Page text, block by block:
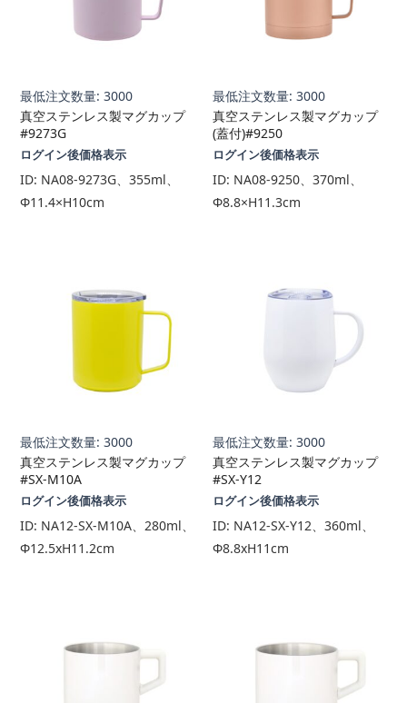
最低注文数量: 3000
真空ステンレス製マグカップ
#9273G
ログイン後価格表示
ID: NA08-9273G、355ml、
Φ11.4×H10cm
最低注文数量: 3000
真空ステンレス製マグカップ
(蓋付)#9250
ログイン後価格表示
ID: NA08-9250、370ml、
Φ8.8×H11.3cm
最低注文数量: 3000
真空ステンレス製マグカップ
#SX-M10A
ログイン後価格表示
ID: NA12-SX-M10A、280ml、
Φ12.5xH11.2cm
最低注文数量: 3000
真空ステンレス製マグカップ
#SX-Y12
ログイン後価格表示
ID: NA12-SX-Y12、360ml、
Φ8.8xH11cm